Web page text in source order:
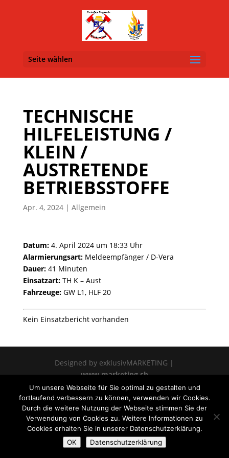
Seite wählen
TECHNISCHE
HILFELEISTUNG /
KLEIN /
AUSTRETENDE
BETRIEBSSTOFFE
Apr. 4, 2024| Allgemein
Datum:4. April 2024 um 18:33 Uhr
Alarmierungsart:Meldeempfänger / D-Vera
Dauer:41 Minuten
Einsatzart:TH K – Aust
Fahrzeuge:GW L1, HLF 20
Kein Einsatzbericht vorhanden
Designed by exklusivMARKETING |
www.marketing.sh
Um unsere Webseite für Sie optimal zu gestalten und
fortlaufend verbessern zu können, verwenden wir Cookies.
Durch die weitere Nutzung der Webseite stimmen Sie der
Verwendung von Cookies zu. Weitere Informationen zu
Cookies erhalten Sie in unserer Datenschutzerklärung.
OK
Datenschutzerklärung